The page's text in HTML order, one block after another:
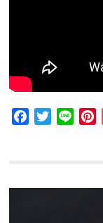
FacebookTwitterLine